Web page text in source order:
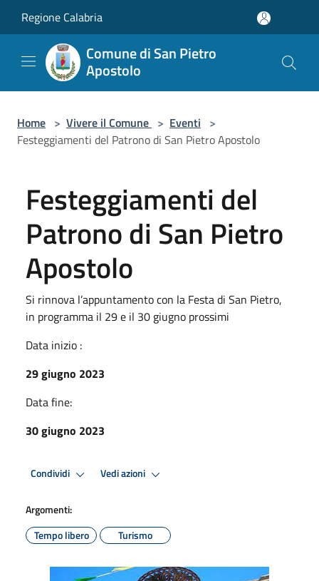
Regione Calabria
Comune di San Pietro
Apostolo
Home > Vivere il Comune > Eventi >
Festeggiamenti del Patrono di San Pietro Apostolo
Festeggiamenti del
Patrono di San Pietro
Apostolo
Si rinnova l’appuntamento con la Festa di San Pietro,
in programma il 29 e il 30 giugno prossimi
Data inizio :
29 giugno 2023
Data fine:
30 giugno 2023
Condividi Vedi azioni
Argomenti:
Tempo libero
Turismo